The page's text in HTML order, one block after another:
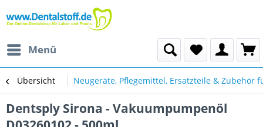
Menü
Übersicht Neugeräte, Pflegemittel, Ersatzteile & Zubehör
Dentsply Sirona - Vakuumpumpenöl